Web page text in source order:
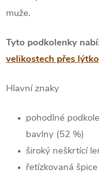
muže.
Tyto podkolenky
velikostech přes lýtko
Hlavní znaky
pohodlné
bavlny (52 %)
široký neškrtící
řetízkovaná špice